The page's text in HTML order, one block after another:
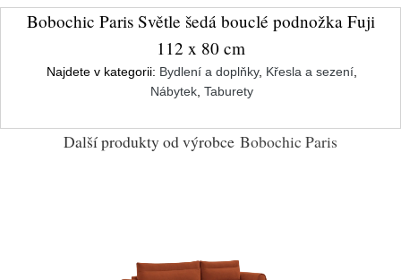
Bobochic Paris Světle šedá bouclé podnožka Fuji
112 x 80 cm
Najdete v kategorii: Bydlení a doplňky, Křesla a sezení,
Nábytek, Taburety
Další produkty od výrobce Bobochic Paris